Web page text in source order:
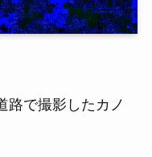
路で撮影したカノ